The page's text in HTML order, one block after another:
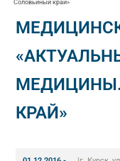
Соловьиный край»
КРАЙ»